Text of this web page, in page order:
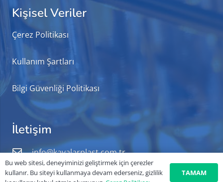
Kişisel Veriler
Çerez Politikası
Kullanım Şartları
Bilgi Güvenliği Politikası
İletişim
info@kayalarplast.com.tr
+90 322 503 60 87
Bu web sitesi, deneyiminizi geliştirmek için çerezler
kullanır. Bu siteyi kullanmaya devam ederseniz, gizlilik
TAMAM